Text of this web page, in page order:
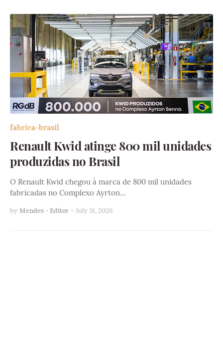
fabrica-brasil
Renault Kwid atinge 800 mil unidades
produzidas no Brasil
O Renault Kwid chegou à marca de 800 mil unidades
fabricadas no Complexo Ayrton…
by Mendes - Editor - July 31, 2026